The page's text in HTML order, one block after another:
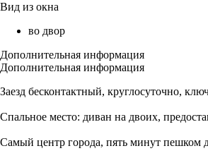
Вид из окна
во двор
Дополнительная информация
Дополнительная информация
Заезд бесконтактный, круглосуточно,
Спальное место: диван на двоих,
Самый центр города, пять минут